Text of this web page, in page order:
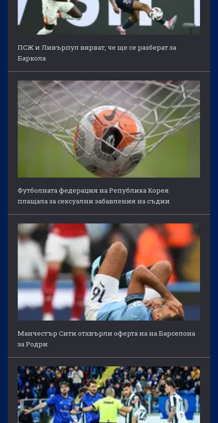
ПСЖ и Ливърпул вярват, че ще се разберат за
Баркола
Футболната федерация на Република Корея
плащала за сексуални забавления на съдии
Манчестър Сити отхвърли оферта на на Барселона
за Родри